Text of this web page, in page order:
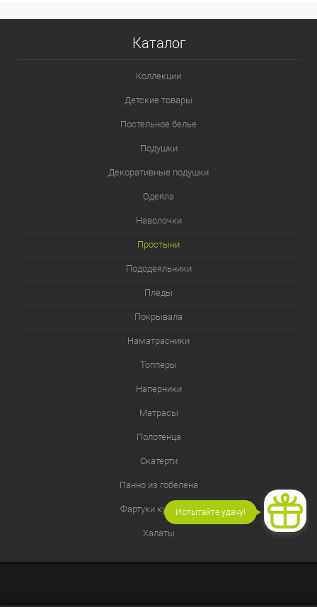
Каталог
Коллекции
Детские товары
Постельное белье
Подушки
Декоративные подушки
Одеяла
Наволочки
Простыни
Пододеяльники
Пледы
Покрывала
Наматрасники
Топперы
Наперники
Матрасы
Полотенца
Скатерти
Панно из гобелена
Фартуки кухонные
Халаты
Испытайте удачу!